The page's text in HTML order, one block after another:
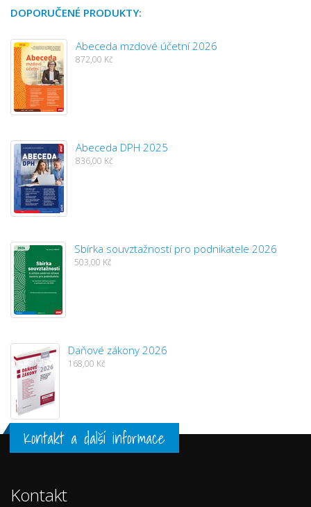
DOPORUČENÉ PRODUKTY:
Abeceda mzdové účetní 2026
872,00 Kč
Abeceda DPH 2025
836,00 Kč
Sbírka souvztažností pro podnikatele 2026
503,00 Kč
Daňové zákony 2026
168,00 Kč
Kontakt a další informace
Kontakt